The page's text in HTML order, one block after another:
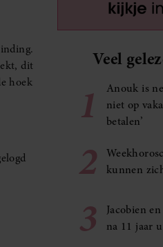
dit
hoek
Veel
1
Anouk is
niet op
betalen’
2
kunnen
3
Jacobien
na 11 jaar